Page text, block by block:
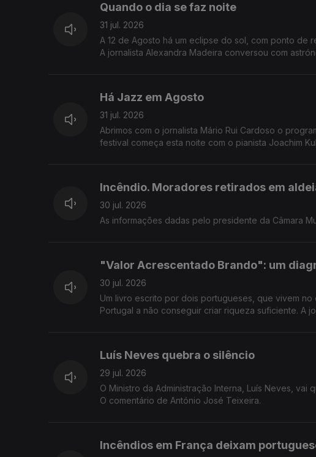
Quando o dia se faz noite
31 jul. 2026
A 12 de Agosto há um eclipse do sol, com ponto de
A jornalista Alexandra Madeira conversou com
Há Jazz em Agosto
31 jul. 2026
Abrimos com o jornalista Mário Rui Cardoso o
festival começa esta noite com o pianista Joachim
Incêndio. Moradores retirados em
30 jul. 2026
As informações dadas pelo presidente da Câmara
"Valor Acrescentado Brando": um
30 jul. 2026
Um livro escrito por dois portugueses, que vivem
Portugal a não conseguir criar riqueza suficiente. A
Luís Neves quebra o silêncio
29 jul. 2026
O Ministro da Administração Interna, Luís Neves,
O comentário de António José Teixeira.
Incêndios em França deixam